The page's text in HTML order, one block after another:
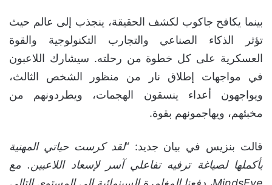
بينما يكافح جاكوب لكشف الحقيقة، ينجذب إلى عالم حيث
تؤثر الذكاء الصناعي والتجارب التكنولوجية والقوة
العسكرية على كل خطوة من رحلته. سيشارك اللاعبون
في مواجهات إطلاق نار من منظور الشخص الثالث،
ويواجهون أعداء ينسقون الهجمات، ويطردونهم من
مخبئهم، ويهاجمونهم بقوة.
قالت بنزيس في بيان جديد: “لقد كرست حياتي المهنية
بأكملها لصياغة ترفيه تفاعلي آسر لإسعاد اللاعبين. مع